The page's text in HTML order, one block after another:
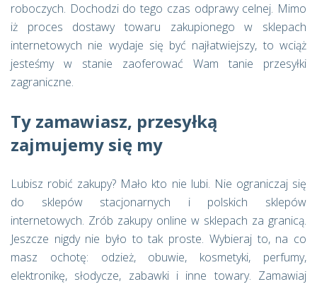
roboczych. Dochodzi do tego czas odprawy celnej. Mimo
iż proces dostawy towaru zakupionego w sklepach
internetowych nie wydaje się być najłatwiejszy, to wciąż
jesteśmy w stanie zaoferować Wam tanie przesyłki
zagraniczne.
Ty zamawiasz, przesyłką
zajmujemy się my
Lubisz robić zakupy? Mało kto nie lubi. Nie ograniczaj się
do sklepów stacjonarnych i polskich sklepów
internetowych. Zrób zakupy online w sklepach za granicą.
Jeszcze nigdy nie było to tak proste. Wybieraj to, na co
masz ochotę: odzież, obuwie, kosmetyki, perfumy,
elektronikę, słodycze, zabawki i inne towary. Zamawiaj